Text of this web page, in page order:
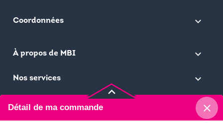
keyboard_arrow_up
Détail de ma commande close
Coordonnées keyboard_arrow_down
À propos de MBI 
Nos services 